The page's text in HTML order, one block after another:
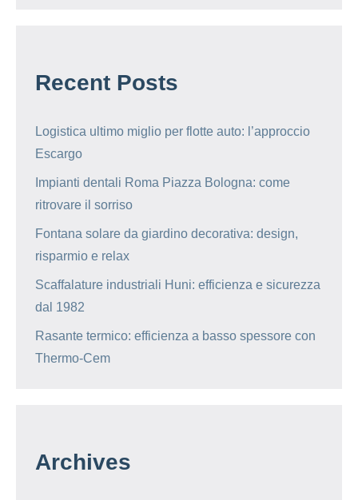
Recent Posts
Logistica ultimo miglio per flotte auto: l’approccio
Escargo
Impianti dentali Roma Piazza Bologna: come
ritrovare il sorriso
Fontana solare da giardino decorativa: design,
risparmio e relax
Scaffalature industriali Huni: efficienza e sicurezza
dal 1982
Rasante termico: efficienza a basso spessore con
Thermo-Cem
Archives